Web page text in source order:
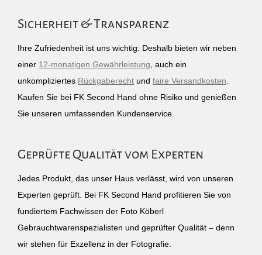
Sicherheit & Transparenz
Ihre Zufriedenheit ist uns wichtig: Deshalb bieten wir neben
einer 12-monatigen Gewährleistung, auch ein
unkompliziertes Rückgaberecht und faire Versandkosten.
Kaufen Sie bei FK Second Hand ohne Risiko und genießen
Sie unseren umfassenden Kundenservice.
Geprüfte Qualität vom Experten
Jedes Produkt, das unser Haus verlässt, wird von unseren
Experten geprüft. Bei FK Second Hand profitieren Sie von
fundiertem Fachwissen der Foto Köberl
Gebrauchtwarenspezialisten und geprüfter Qualität – denn
wir stehen für Exzellenz in der Fotografie.